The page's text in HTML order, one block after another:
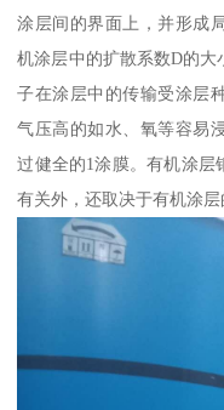
涂层间的界面上，并形成
机涂层中的扩散系数D的大
子在涂层中的传输受涂层
气压高的如水、氧等容易
过健全的1涂膜。有机涂层
有关外，还取决于有机涂